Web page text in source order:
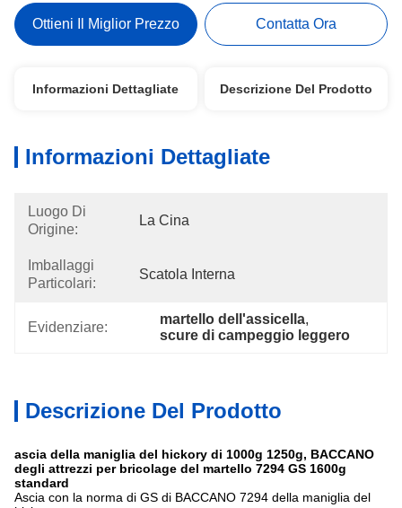
Ottieni Il Miglior Prezzo Contatta Ora
Informazioni Dettagliate Descrizione Del Prodotto
Informazioni Dettagliate
Luogo Di
Origine:
La Cina
Imballaggi
Particolari:
Scatola Interna
Evidenziare:
martello dell'assicella,
scure di campeggio leggero
Descrizione Del Prodotto
ascia della maniglia del hickory di 1000g 1250g, BACCANO
degli attrezzi per bricolage del martello 7294 GS 1600g
standard
Ascia con la norma di GS di BACCANO 7294 della maniglia del